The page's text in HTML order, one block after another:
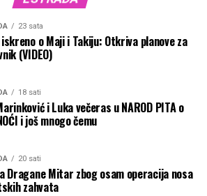
23 sata
o Maji i Takiju: Otkriva planove za
(VIDEO)
18 sati
i Luka večeras u NAROD PITA o
i još mnogo čemu
20 sati
Dragane Mitar zbog osam operacija nosa
zahvata